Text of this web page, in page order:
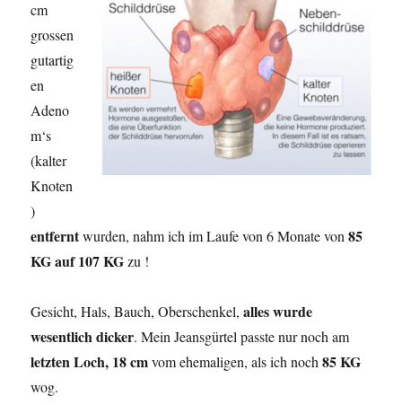
cm
grossen
gutartig
en
Adeno
m‘s
(kalter
Knoten
)
entferntwurden, nahm ich im Laufe von 6 Monate von85
KG auf 107 KGzu !
Gesicht, Hals, Bauch, Oberschenkel,alles wurde
wesentlich dicker. Mein Jeansgürtel passte nur noch am
letzten Loch, 18 cmvom ehemaligen, als ich noch85 KG
wog.